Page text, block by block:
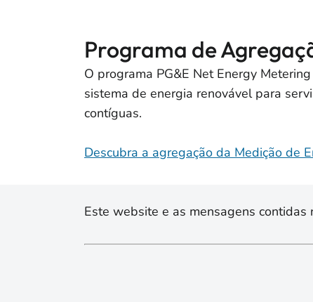
Programa de
O programa PG&E Net Energy
sistema de energia renovável para
contíguas.
Descubra a agregação da Medição de
Este website e as mensagens